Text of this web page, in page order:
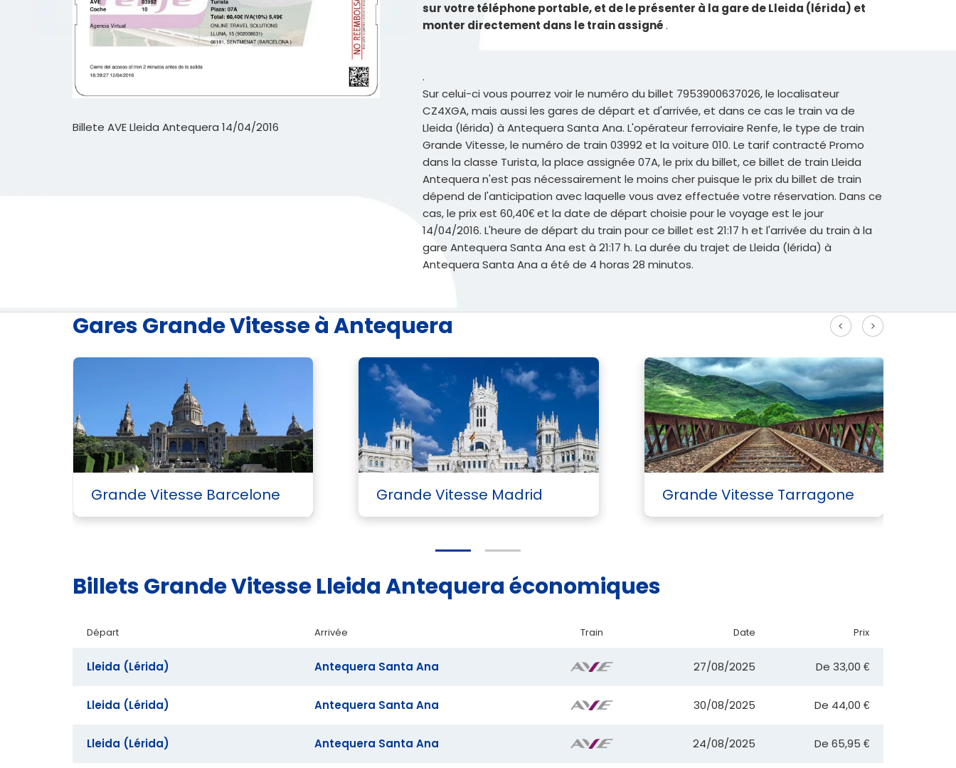
Billete AVE Lleida Antequera 14/04/2016
sur votre téléphone portable, et de le présenter à la gare de Lleida (lérida) et
monter directement dans le train assigné.
.
Sur celui-ci vous pourrez voir le numéro du billet 7953900637026, le localisateur
CZ4XGA, mais aussi les gares de départ et d'arrivée, et dans ce cas le train va de
Lleida (lérida) à Antequera Santa Ana. L'opérateur ferroviaire Renfe, le type de train
Grande Vitesse, le numéro de train 03992 et la voiture 010. Le tarif contracté Promo
dans la classe Turista, la place assignée 07A, le prix du billet, ce billet de train Lleida
Antequera n'est pas nécessairement le moins cher puisque le prix du billet de train
dépend de l'anticipation avec laquelle vous avez effectuée votre réservation. Dans ce
cas, le prix est 60,40€ et la date de départ choisie pour le voyage est le jour
14/04/2016. L'heure de départ du train pour ce billet est 21:17 h et l'arrivée du train à la
gare Antequera Santa Ana est à 21:17 h. La durée du trajet de Lleida (lérida) à
Antequera Santa Ana a été de 4 horas 28 minutos.
Gares Grande Vitesse à Antequera
Grande Vitesse Barcelone Grande Vitesse Madrid Grande Vitesse Tarragone
Billets Grande Vitesse Lleida Antequera économiques
Départ Arrivée Train Date Prix
Lleida (Lérida) Antequera Santa Ana 27/08/2025 De 33,00 €
Lleida (Lérida) Antequera Santa Ana 30/08/2025 De 44,00 €
Lleida (Lérida) Antequera Santa Ana 24/08/2025 De 65,95 €